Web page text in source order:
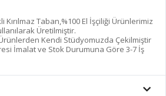
Kırılmaz Taban,%100 El İşçiliği Ürünlerimiz
Üretilmiştir.
Kendi Stüdyomuzda Çekilmiştir
İmalat ve Stok Durumuna Göre 3-7 İş